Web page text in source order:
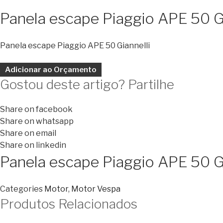
Panela escape Piaggio APE 50
Panela escape Piaggio APE 50 Giannelli
Adicionar ao Orçamento
Gostou deste artigo? Partilhe
Share on facebook
Share on whatsapp
Share on email
Share on linkedin
Panela escape Piaggio APE 50
Categories Motor, Motor Vespa
Produtos Relacionados